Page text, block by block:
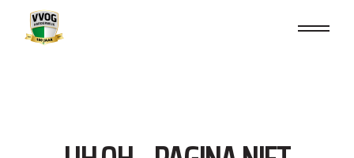
content